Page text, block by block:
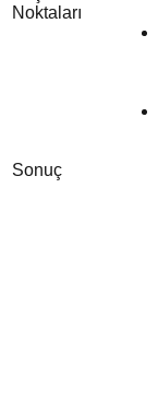
Noktaları
Sonuç